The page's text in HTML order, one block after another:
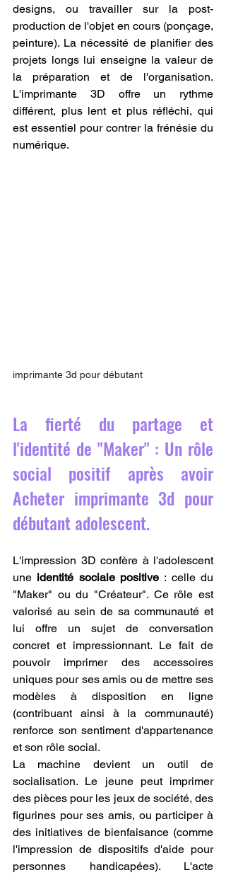
designs, ou travailler sur la post-
production de l'objet en cours (ponçage,
peinture). La nécessité de planifier des
projets longs lui enseigne la valeur de
la préparation et de l'organisation.
L'imprimante 3D offre un rythme
différent, plus lent et plus réfléchi, qui
est essentiel pour contrer la frénésie du
numérique.
imprimante 3d pour débutant
La fierté du partage et
l'identité de "Maker" : Un rôle
social positif après avoir
Acheter imprimante 3d pour
débutant adolescent.
L'impression 3D confère à l'adolescent
une identité sociale positive : celle du
"Maker" ou du "Créateur". Ce rôle est
valorisé au sein de sa communauté et
lui offre un sujet de conversation
concret et impressionnant. Le fait de
pouvoir imprimer des accessoires
uniques pour ses amis ou de mettre ses
modèles à disposition en ligne
(contribuant ainsi à la communauté)
renforce son sentiment d'appartenance
et son rôle social.
La machine devient un outil de
socialisation. Le jeune peut imprimer
des pièces pour les jeux de société, des
figurines pour ses amis, ou participer à
des initiatives de bienfaisance (comme
l'impression de dispositifs d'aide pour
personnes handicapées). L'acte